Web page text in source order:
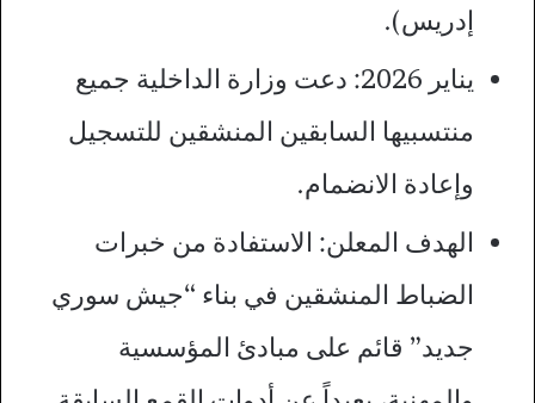
إدريس).
يناير 2026: دعت وزارة الداخلية جميع
منتسبيها السابقين المنشقين للتسجيل
وإعادة الانضمام.
الهدف المعلن: الاستفادة من خبرات
الضباط المنشقين في بناء “جيش سوري
جديد” قائم على مبادئ المؤسسية